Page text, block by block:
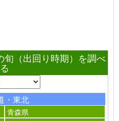
（出回り時期）を調べ
る
・東北
青森県